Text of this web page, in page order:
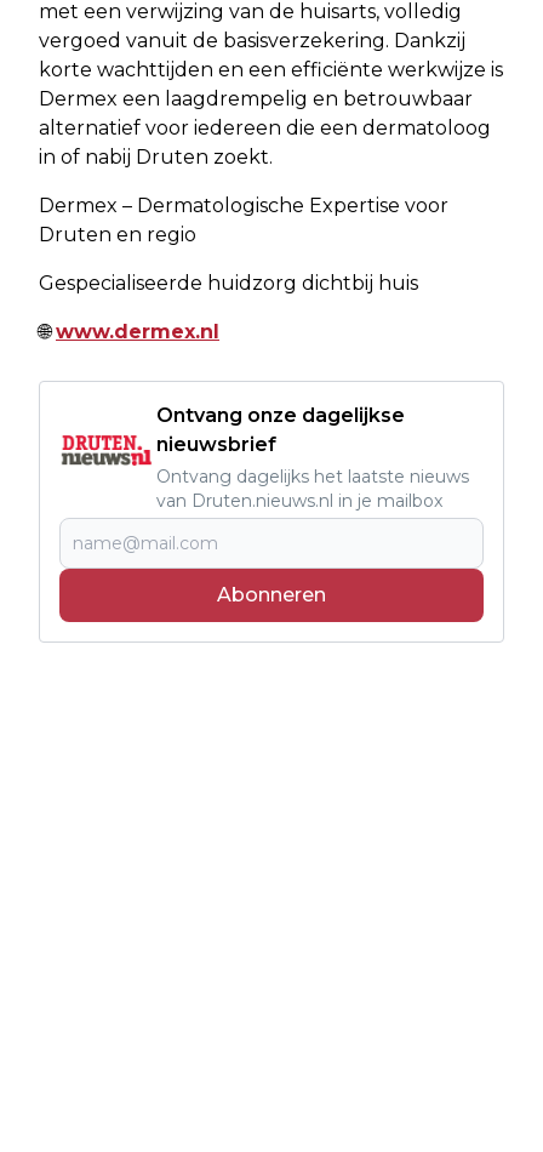
met een verwijzing van de huisarts, volledig
vergoed vanuit de basisverzekering. Dankzij
korte wachttijden en een efficiënte werkwijze is
Dermex een laagdrempelig en betrouwbaar
alternatief voor iedereen die een dermatoloog
in of nabij Druten zoekt.
Dermex – Dermatologische Expertise voor
Druten en regio
Gespecialiseerde huidzorg dichtbij huis
🌐www.dermex.nl
Ontvang onze dagelijkse
nieuwsbrief
Ontvang dagelijks het laatste nieuws
van Druten.nieuws.nl in je mailbox
Abonneren